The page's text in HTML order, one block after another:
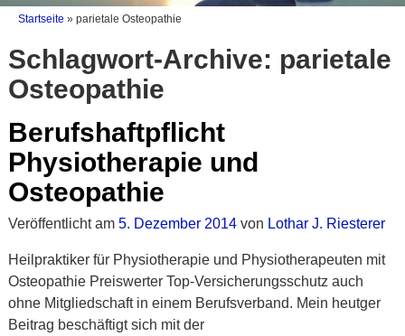
Startseite » parietale Osteopathie
Schlagwort-Archive: parietale
Osteopathie
Berufshaftpflicht
Physiotherapie und
Osteopathie
Veröffentlicht am 5. Dezember 2014 von Lothar J. Riesterer
Heilpraktiker für Physiotherapie und Physiotherapeuten mit
Osteopathie Preiswerter Top-Versicherungsschutz auch
ohne Mitgliedschaft in einem Berufsverband. Mein heutger
Beitrag beschäftigt sich mit der